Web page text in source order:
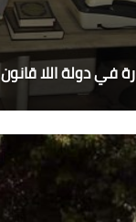
في دولة اللا قانون